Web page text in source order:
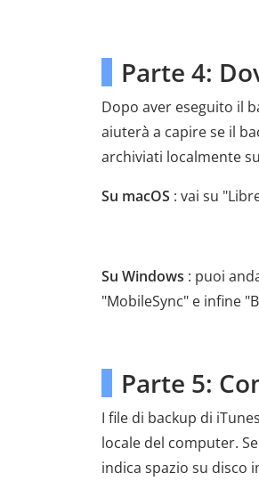
Parte 4:
Dopo aver eseguito il
aiuterà a capire se il
archiviati localmente
Su macOS : vai su
Su Windows : puoi
"MobileSync" e infine
Parte 5:
I file di backup di
locale del computer.
indica spazio su disco